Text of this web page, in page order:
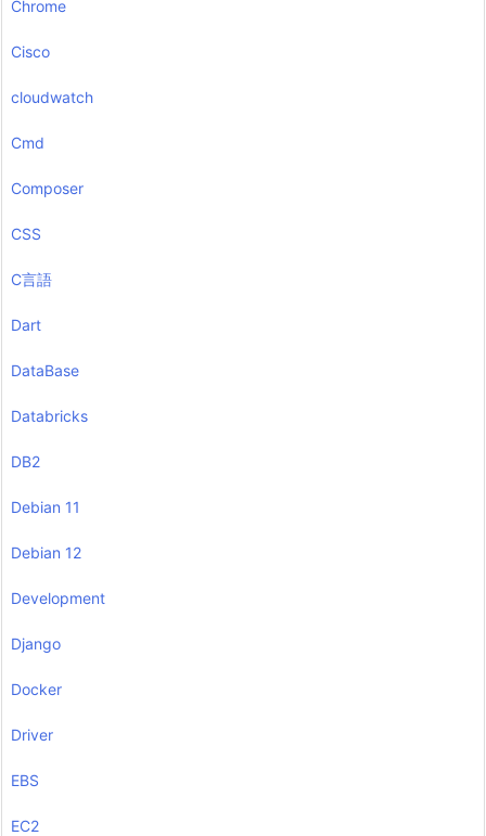
Chrome
Cisco
cloudwatch
Cmd
Composer
CSS
C言語
Dart
DataBase
Databricks
DB2
Debian 11
Debian 12
Development
Django
Docker
Driver
EBS
EC2